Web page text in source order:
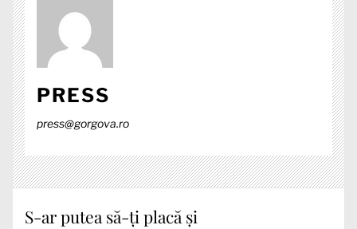
PRESS
press@gorgova.ro
S-ar putea să-ți placă și